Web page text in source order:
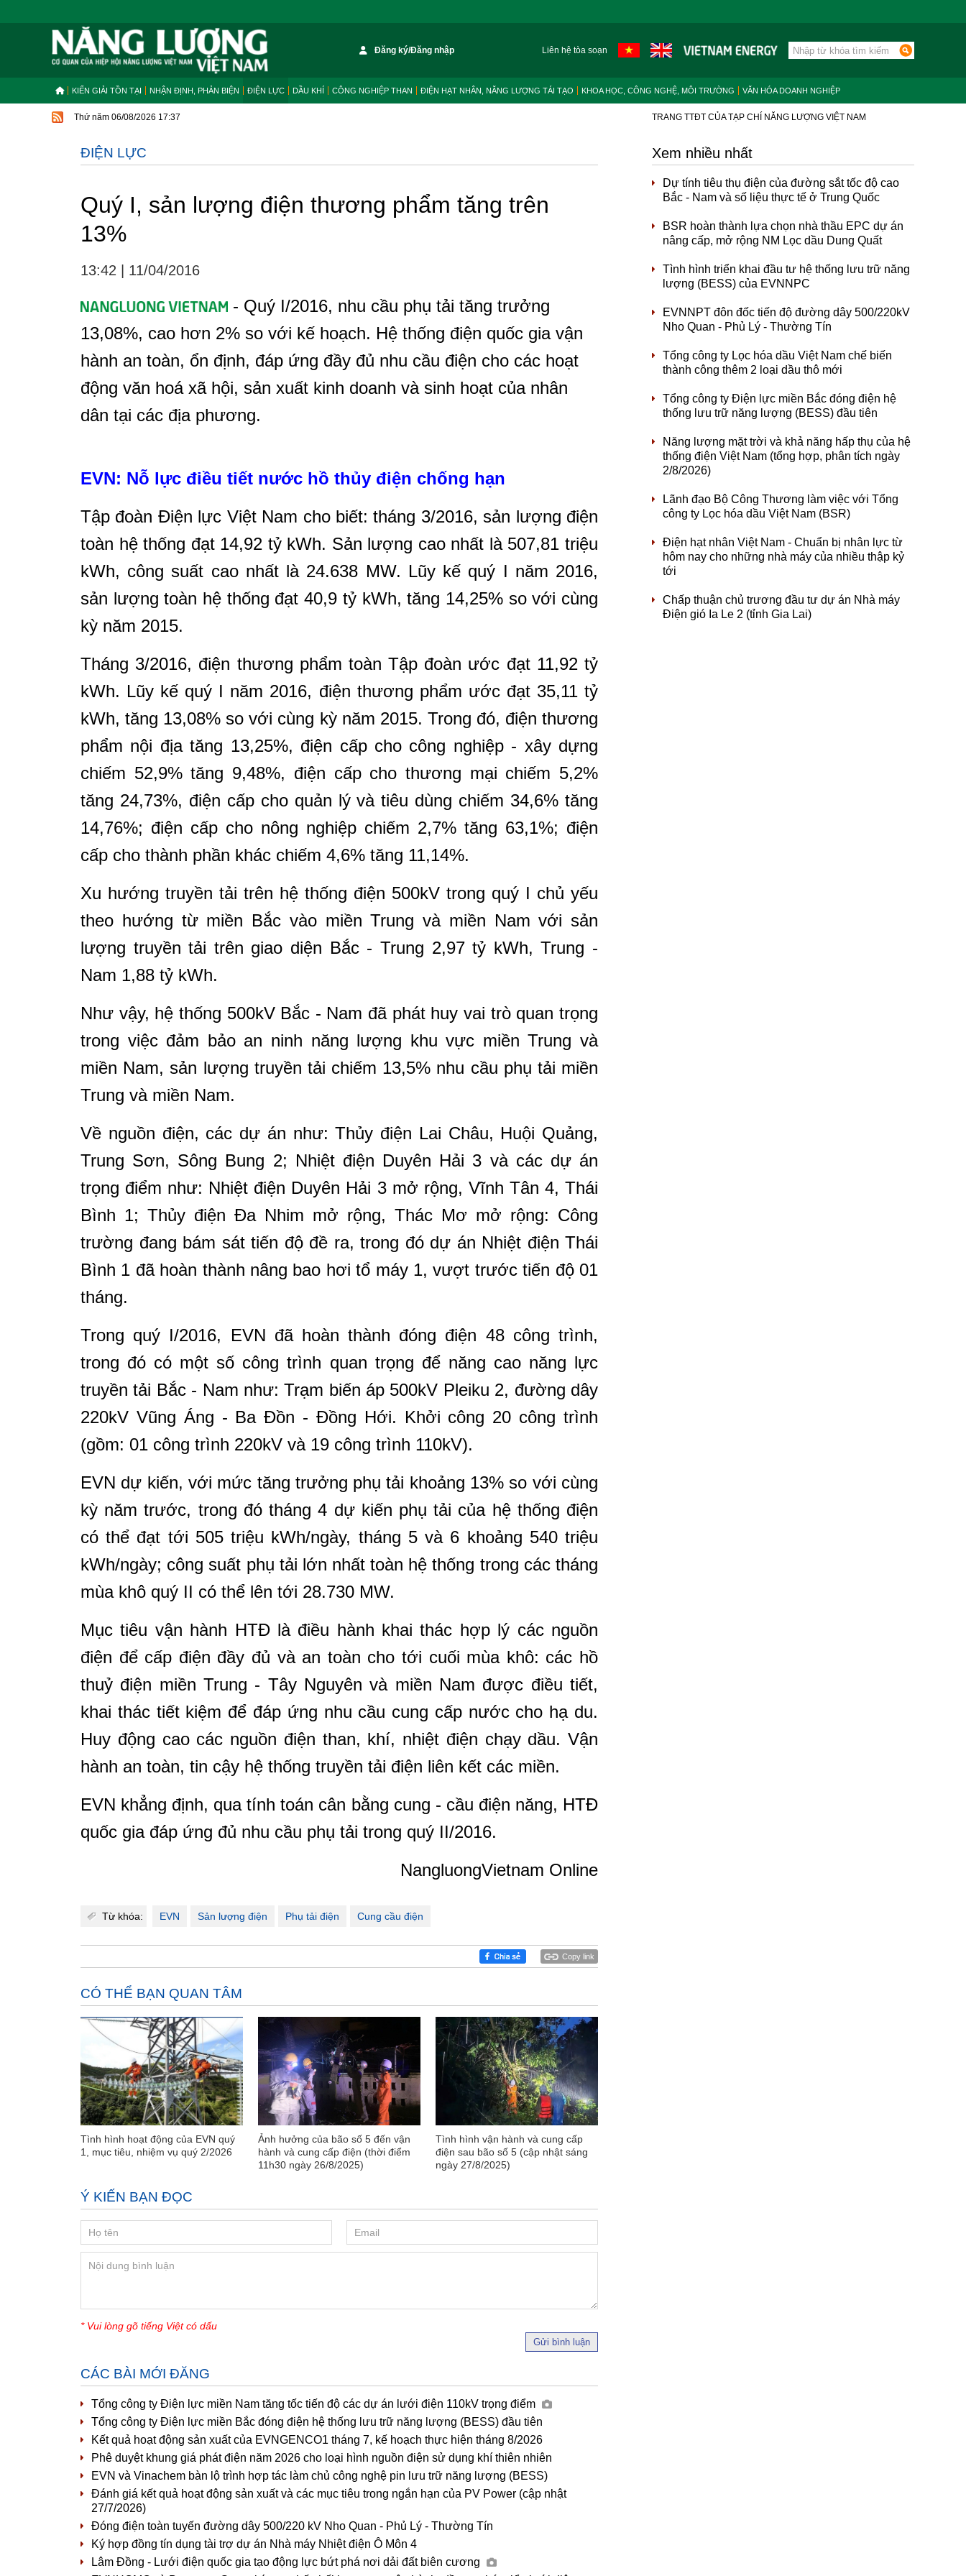
Đăng ký/Đăng nhập Liên hệ tòa soạn
KIẾN GIẢI TỒN TẠI NHẬN ĐỊNH, PHẢN BIỆN ĐIỆN LỰC DẦU KHÍ CÔNG NGHIỆP THAN ĐIỆN HẠT NHÂN, NĂNG LƯỢNG TÁI TẠO KHOA HỌC, CÔNG NGHỆ, MÔI TRƯỜNG VĂN HÓA DOANH NGHIỆP
Thứ năm 06/08/2026 17:37 TRANG TTĐT CỦA TẠP CHÍ NĂNG LƯỢNG VIỆT NAM
ĐIỆN LỰC
Quý I, sản lượng điện thương phẩm tăng trên
13%
13:42 11/04/2016
- Quý I/2016, nhu cầu phụ tải tăng trưởng
13,08%, cao hơn 2% so với kế hoạch. Hệ thống điện quốc gia vận
hành an toàn, ổn định, đáp ứng đầy đủ nhu cầu điện cho các hoạt
động văn hoá xã hội, sản xuất kinh doanh và sinh hoạt của nhân
dân tại các địa phương.
EVN: Nỗ lực điều tiết nước hồ thủy điện chống hạn
Tập đoàn Điện lực Việt Nam cho biết: tháng 3/2016, sản lượng điện
toàn hệ thống đạt 14,92 tỷ kWh. Sản lượng cao nhất là 507,81 triệu
kWh, công suất cao nhất là 24.638 MW. Lũy kế quý I năm 2016,
sản lượng toàn hệ thống đạt 40,9 tỷ kWh, tăng 14,25% so với cùng
kỳ năm 2015.
Tháng 3/2016, điện thương phẩm toàn Tập đoàn ước đạt 11,92 tỷ
kWh. Lũy kế quý I năm 2016, điện thương phẩm ước đạt 35,11 tỷ
kWh, tăng 13,08% so với cùng kỳ năm 2015. Trong đó, điện thương
phẩm nội địa tăng 13,25%, điện cấp cho công nghiệp - xây dựng
chiếm 52,9% tăng 9,48%, điện cấp cho thương mại chiếm 5,2%
tăng 24,73%, điện cấp cho quản lý và tiêu dùng chiếm 34,6% tăng
14,76%; điện cấp cho nông nghiệp chiếm 2,7% tăng 63,1%; điện
cấp cho thành phần khác chiếm 4,6% tăng 11,14%.
Xu hướng truyền tải trên hệ thống điện 500kV trong quý I chủ yếu
theo hướng từ miền Bắc vào miền Trung và miền Nam với sản
lượng truyền tải trên giao diện Bắc - Trung 2,97 tỷ kWh, Trung -
Nam 1,88 tỷ kWh.
Như vậy, hệ thống 500kV Bắc - Nam đã phát huy vai trò quan trọng
trong việc đảm bảo an ninh năng lượng khu vực miền Trung và
miền Nam, sản lượng truyền tải chiếm 13,5% nhu cầu phụ tải miền
Trung và miền Nam.
Về nguồn điện, các dự án như: Thủy điện Lai Châu, Huội Quảng,
Trung Sơn, Sông Bung 2; Nhiệt điện Duyên Hải 3 và các dự án
trọng điểm như: Nhiệt điện Duyên Hải 3 mở rộng, Vĩnh Tân 4, Thái
Bình 1; Thủy điện Đa Nhim mở rộng, Thác Mơ mở rộng: Công
trường đang bám sát tiến độ đề ra, trong đó dự án Nhiệt điện Thái
Bình 1 đã hoàn thành nâng bao hơi tổ máy 1, vượt trước tiến độ 01
tháng.
Trong quý I/2016, EVN đã hoàn thành đóng điện 48 công trình,
trong đó có một số công trình quan trọng để năng cao năng lực
truyền tải Bắc - Nam như: Trạm biến áp 500kV Pleiku 2, đường dây
220kV Vũng Áng - Ba Đồn - Đồng Hới. Khởi công 20 công trình
(gồm: 01 công trình 220kV và 19 công trình 110kV).
EVN dự kiến, với mức tăng trưởng phụ tải khoảng 13% so với cùng
kỳ năm trước, trong đó tháng 4 dự kiến phụ tải của hệ thống điện
có thể đạt tới 505 triệu kWh/ngày, tháng 5 và 6 khoảng 540 triệu
kWh/ngày; công suất phụ tải lớn nhất toàn hệ thống trong các tháng
mùa khô quý II có thể lên tới 28.730 MW.
Mục tiêu vận hành HTĐ là điều hành khai thác hợp lý các nguồn
điện để cấp điện đầy đủ và an toàn cho tới cuối mùa khô: các hồ
thuỷ điện miền Trung - Tây Nguyên và miền Nam được điều tiết,
khai thác tiết kiệm để đáp ứng nhu cầu cung cấp nước cho hạ du.
Huy động cao các nguồn điện than, khí, nhiệt điện chạy dầu. Vận
hành an toàn, tin cậy hệ thống truyền tải điện liên kết các miền.
EVN khẳng định, qua tính toán cân bằng cung - cầu điện năng, HTĐ
quốc gia đáp ứng đủ nhu cầu phụ tải trong quý II/2016.
NangluongVietnam Online
Từ khóa: EVN Sản lượng điện Phụ tải điện Cung cầu điện
Copy link
CÓ THỂ BẠN QUAN TÂM
Tình hình hoạt động của EVN quý
1, mục tiêu, nhiệm vụ quý 2/2026
Ảnh hưởng của bão số 5 đến vận
hành và cung cấp điện (thời điểm
11h30 ngày 26/8/2025)
Tình hình vận hành và cung cấp
điện sau bão số 5 (cập nhật sáng
ngày 27/8/2025)
Ý KIẾN BẠN ĐỌC
* Vui lòng gõ tiếng Việt có dấu
Gửi bình luận
CÁC BÀI MỚI ĐĂNG
Tổng công ty Điện lực miền Nam tăng tốc tiến độ các dự án lưới điện 110kV trọng điểm
Tổng công ty Điện lực miền Bắc đóng điện hệ thống lưu trữ năng lượng (BESS) đầu tiên
Kết quả hoạt động sản xuất của EVNGENCO1 tháng 7, kế hoạch thực hiện tháng 8/2026
Phê duyệt khung giá phát điện năm 2026 cho loại hình nguồn điện sử dụng khí thiên nhiên
EVN và Vinachem bàn lộ trình hợp tác làm chủ công nghệ pin lưu trữ năng lượng (BESS)
Đánh giá kết quả hoạt động sản xuất và các mục tiêu trong ngắn hạn của PV Power (cập nhật
27/7/2026)
Đóng điện toàn tuyến đường dây 500/220 kV Nho Quan - Phủ Lý - Thường Tín
Ký hợp đồng tín dụng tài trợ dự án Nhà máy Nhiệt điện Ô Môn 4
Lâm Đồng - Lưới điện quốc gia tạo động lực bứt phá nơi dải đất biên cương
Xem nhiều nhất
Dự tính tiêu thụ điện của đường sắt tốc độ cao
Bắc - Nam và số liệu thực tế ở Trung Quốc
BSR hoàn thành lựa chọn nhà thầu EPC dự án
nâng cấp, mở rộng NM Lọc dầu Dung Quất
Tình hình triển khai đầu tư hệ thống lưu trữ năng
lượng (BESS) của EVNNPC
EVNNPT đôn đốc tiến độ đường dây 500/220kV
Nho Quan - Phủ Lý - Thường Tín
Tổng công ty Lọc hóa dầu Việt Nam chế biến
thành công thêm 2 loại dầu thô mới
Tổng công ty Điện lực miền Bắc đóng điện hệ
thống lưu trữ năng lượng (BESS) đầu tiên
Năng lượng mặt trời và khả năng hấp thụ của hệ
thống điện Việt Nam (tổng hợp, phân tích ngày
2/8/2026)
Lãnh đạo Bộ Công Thương làm việc với Tổng
công ty Lọc hóa dầu Việt Nam (BSR)
Điện hạt nhân Việt Nam - Chuẩn bị nhân lực từ
hôm nay cho những nhà máy của nhiều thập kỷ
tới
Chấp thuận chủ trương đầu tư dự án Nhà máy
Điện gió Ia Le 2 (tỉnh Gia Lai)